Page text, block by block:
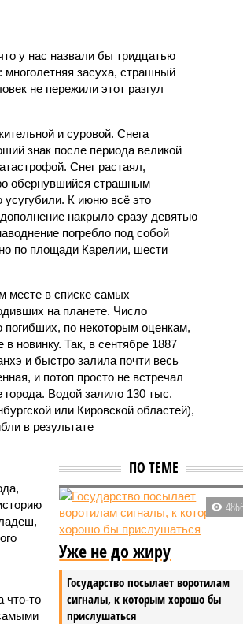
у нас назвали бы тридцатью
засуха, страшный
не пережили этот разгул
и суровой. Снега
знак после периода великой
Снег растаял,
обернувшийся страшным
усугубили. К июню всё это
накрыло сразу девятью
погребло под собой
по площади Карелии, шести
месте в списке самых
на планете. Число
погибших, по некоторым оценкам,
новинку. Так, в сентябре 1887
и быстро залила почти весь
и потоп просто не встречал
Водой залило 130 тыс.
или Кировской областей),
в результате
ПО ТЕМЕ
Уже не до жиру
Государство посылает воротилам
сигналы, к которым хорошо бы
прислушаться
что-то